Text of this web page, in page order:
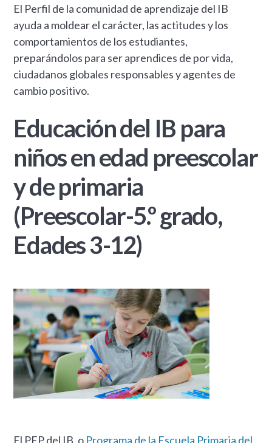
El Perfil de la comunidad de aprendizaje del IB
ayuda a moldear el carácter, las actitudes y los
comportamientos de los estudiantes,
preparándolos para ser aprendices de por vida,
ciudadanos globales responsables y agentes de
cambio positivo.
Educación del IB para
niños en edad preescolar
y de primaria
(Preescolar-5.º grado,
Edades 3-12)
El PEP del IB, o Programa de la Escuela Primaria del